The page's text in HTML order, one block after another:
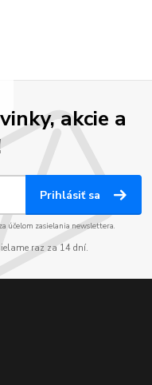
akcie a
Prihlásiť sa
za účelom zasielania newslettera.
raz za 14 dní.